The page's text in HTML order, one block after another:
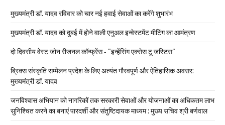
मुख्यमंत्री डॉ. यादव रविवार को चार नई हवाई सेवाओं का करेंगे शुभारंभ
मुख्यमंत्री डॉ. यादव को दुबई में होने वाली एनुअल इन्वेस्टमेंट मीटिंग का आमंत्रण
दो दिवसीय वेस्ट जोन रीजनल कॉन्फ्रेंस - "इन्हेंसिंग एक्सेस टू जस्टिस"
ब्रिक्स संस्कृति सम्मेलन प्रदेश के लिए अत्यंत गौरवपूर्ण और ऐतिहासिक अवसर:
मुख्यमंत्री डॉ. यादव
जनविश्वास अभियान को नागरिकों तक सरकारी सेवाओं और योजनाओं का अधिकतम लाभ
सुनिश्चित करने का बनाएं पारदर्शी और संतुष्टिदायक माध्यम : मुख्य सचिव श्री बर्णवाल